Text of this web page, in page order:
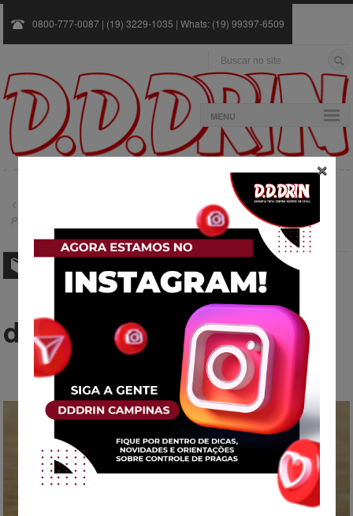
0800-777-0087 | (19) 3229-1035 | Whats: (19) 99397-6509
MENU
Metrô faz controle permanente de pragas em todas as estações
Pragas avançam com a seca e desafiam indústria do pequi
3 novas pragas
agrícolas que você
deve ficar de olho
×